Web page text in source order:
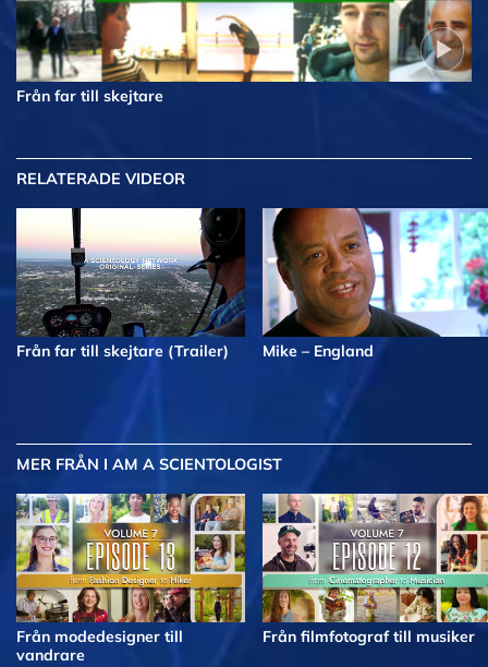
Från far till skejtare
RELATERADE VIDEOR
Från far till skejtare (Trailer) Mike – England
MER FRÅN I AM A SCIENTOLOGIST
Från modedesigner till
vandrare
Från filmfotograf till musiker